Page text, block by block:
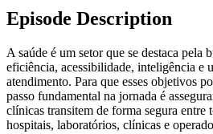
Episode Description
A saúde é um setor que se destaca pela
eficiência, acessibilidade, inteligência e
atendimento. Para que esses objetivos
passo fundamental na jornada é
clínicas transitem de forma segura entre
hospitais, laboratórios, clínicas e